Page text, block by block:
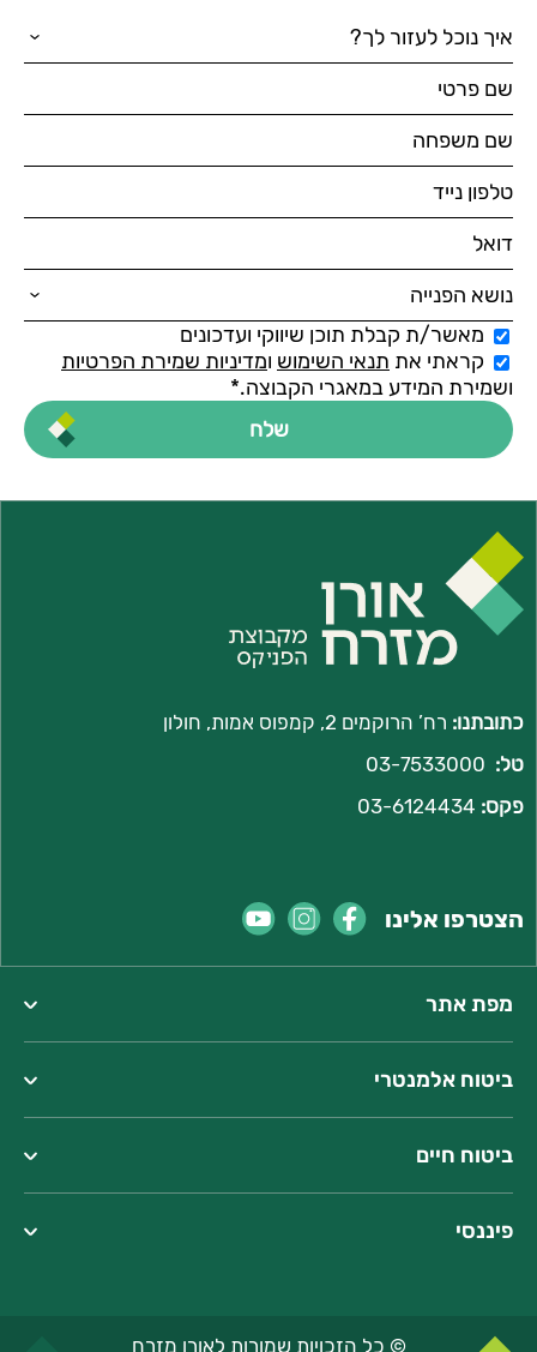
מאשר/ת קבלת תוכן שיווקי ועדכונים
קראתי את תנאי השימוש ומדיניות שמירת הפרטיות
ושמירת המידע במאגרי הקבוצה.*
כתובתנו: רח’ הרוקמים 2, קמפוס אמות, חולון
טל: 03-7533000
פקס:
הצטרפו אלינו
מפת אתר
ביטוח אלמנטרי
ביטוח חיים
פיננסי
© כל הזכויות שמורות לאורן מזרח